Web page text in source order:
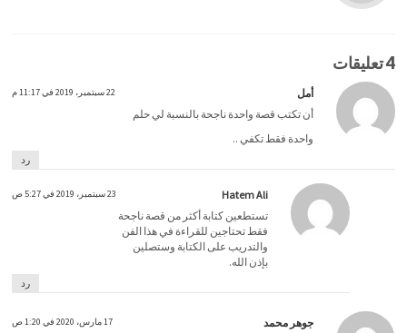
4 تعليقات
أمل 22 سبتمبر، 2019 في 11:17 م
أن تكتب قصة واحدة ناجحة بالنسبة لي حلم
واحدة فقط تكفي ..
رد
Hatem Ali 23 سبتمبر، 2019 في 5:27 ص
تستطعين كتابة أكثر من قصة ناجحة
فقط تحتاجين للقراءة في هذا الفن
والتدريب على الكتابة وستصلين
بإذن الله.
رد
جوهر محمد 17 مارس، 2020 في 1:20 ص